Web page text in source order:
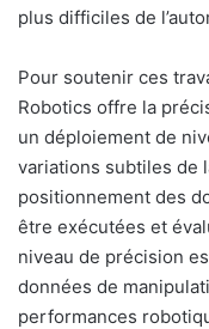
plus difficiles de
Pour soutenir ces
Robotics offre la
un déploiement de
variations subtiles de
positionnement des
être exécutées et
niveau de précision
données de
performances